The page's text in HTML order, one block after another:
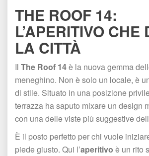
THE ROOF 14:
L’APERITIVO CHE
LA CITTÀ
Il The Roof 14 è la nuova gemma
meneghino. Non è solo un locale, è
di stile. Situato in una posizione
terrazza ha saputo mixare un design
con una delle viste più suggestive
È il posto perfetto per chi vuole
piede giusto. Qui l’aperitivo è un rito